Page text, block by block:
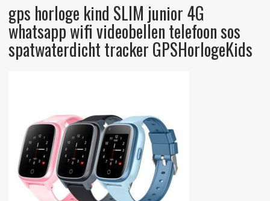
gps horloge kind SLIM junior 4G
whatsapp wifi videobellen telefoon sos
spatwaterdicht tracker GPSHorlogeKids